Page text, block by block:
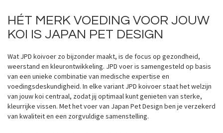
HÉT MERK VOEDING VOOR JOUW
KOI IS JAPAN PET DESIGN
Wat JPD koivoer zo bijzonder maakt, is de focus op gezondheid,
weerstand en kleurontwikkeling. JPD voer is samengesteld op basis
van een unieke combinatie van medische expertise en
voedingsdeskundigheid. In elke variant JPD koivoer staat het welzijn
van jouw koi centraal, zodat jij optimaal kunt genieten van sterke,
kleurrijke vissen. Met het voer van Japan Pet Design ben je verzekerd
van kwaliteit en een zorgvuldige samenstelling.